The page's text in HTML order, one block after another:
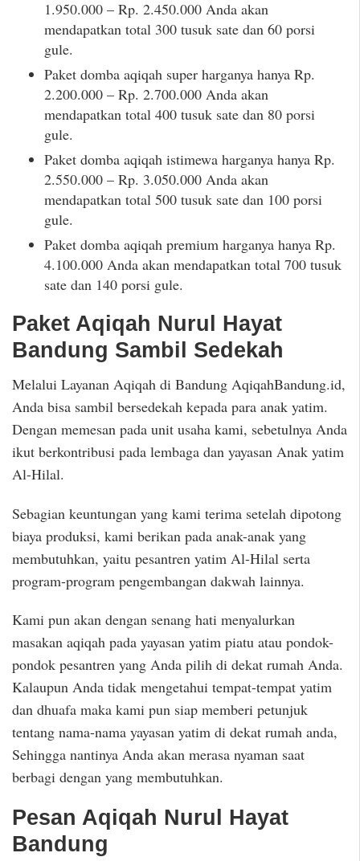
1.950.000 – Rp. 2.450.000 Anda akan
mendapatkan total 300 tusuk sate dan 60 porsi
gule.
Paket domba aqiqah super harganya hanya Rp.
2.200.000 – Rp. 2.700.000 Anda akan
mendapatkan total 400 tusuk sate dan 80 porsi
gule.
Paket domba aqiqah istimewa harganya hanya Rp.
2.550.000 – Rp. 3.050.000 Anda akan
mendapatkan total 500 tusuk sate dan 100 porsi
gule.
Paket domba aqiqah premium harganya hanya Rp.
4.100.000 Anda akan mendapatkan total 700 tusuk
sate dan 140 porsi gule.
Paket Aqiqah Nurul Hayat
Bandung Sambil Sedekah
Melalui Layanan Aqiqah di Bandung AqiqahBandung.id,
Anda bisa sambil bersedekah kepada para anak yatim.
Dengan memesan pada unit usaha kami, sebetulnya Anda
ikut berkontribusi pada lembaga dan yayasan Anak yatim
Al-Hilal.
Sebagian keuntungan yang kami terima setelah dipotong
biaya produksi, kami berikan pada anak-anak yang
membutuhkan, yaitu pesantren yatim Al-Hilal serta
program-program pengembangan dakwah lainnya.
Kami pun akan dengan senang hati menyalurkan
masakan aqiqah pada yayasan yatim piatu atau pondok-
pondok pesantren yang Anda pilih di dekat rumah Anda.
Kalaupun Anda tidak mengetahui tempat-tempat yatim
dan dhuafa maka kami pun siap memberi petunjuk
tentang nama-nama yayasan yatim di dekat rumah anda,
Sehingga nantinya Anda akan merasa nyaman saat
berbagi dengan yang membutuhkan.
Pesan Aqiqah Nurul Hayat
Bandung